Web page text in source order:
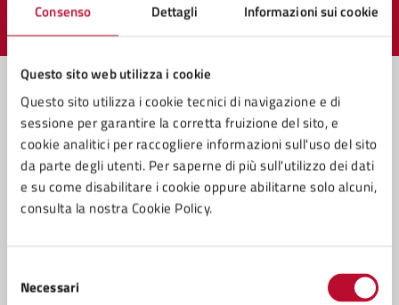
Consenso Dettagli Informazioni sui cookie
Questo sito web utilizza i cookie
Questo sito utilizza i cookie tecnici di navigazione e di
sessione per garantire la corretta fruizione del sito, e
cookie analitici per raccogliere informazioni sull'uso del sito
da parte degli utenti. Per saperne di più sull'utilizzo dei dati
e su come disabilitare i cookie oppure abilitarne solo alcuni,
consulta la nostra Cookie Policy.
delNecessari
Valuta 4 stelle su 5
Valuta 3 stelle su 5
Valuta 2 stelle su 5
Valuta 1 stelle su 5
Contatta il comune
Leggi le domande frequenti
Richiedi assistenza
Problemi in città